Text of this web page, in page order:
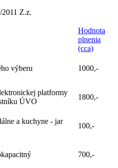
Z.z.
Hodnota
plnenia
(cca)
výberu 1000,-
platformy
ÚVO
1800,-
a kuchyne - jar
100,-
700,-